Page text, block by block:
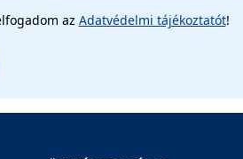
az Adatvédelmi tájékoztatót!